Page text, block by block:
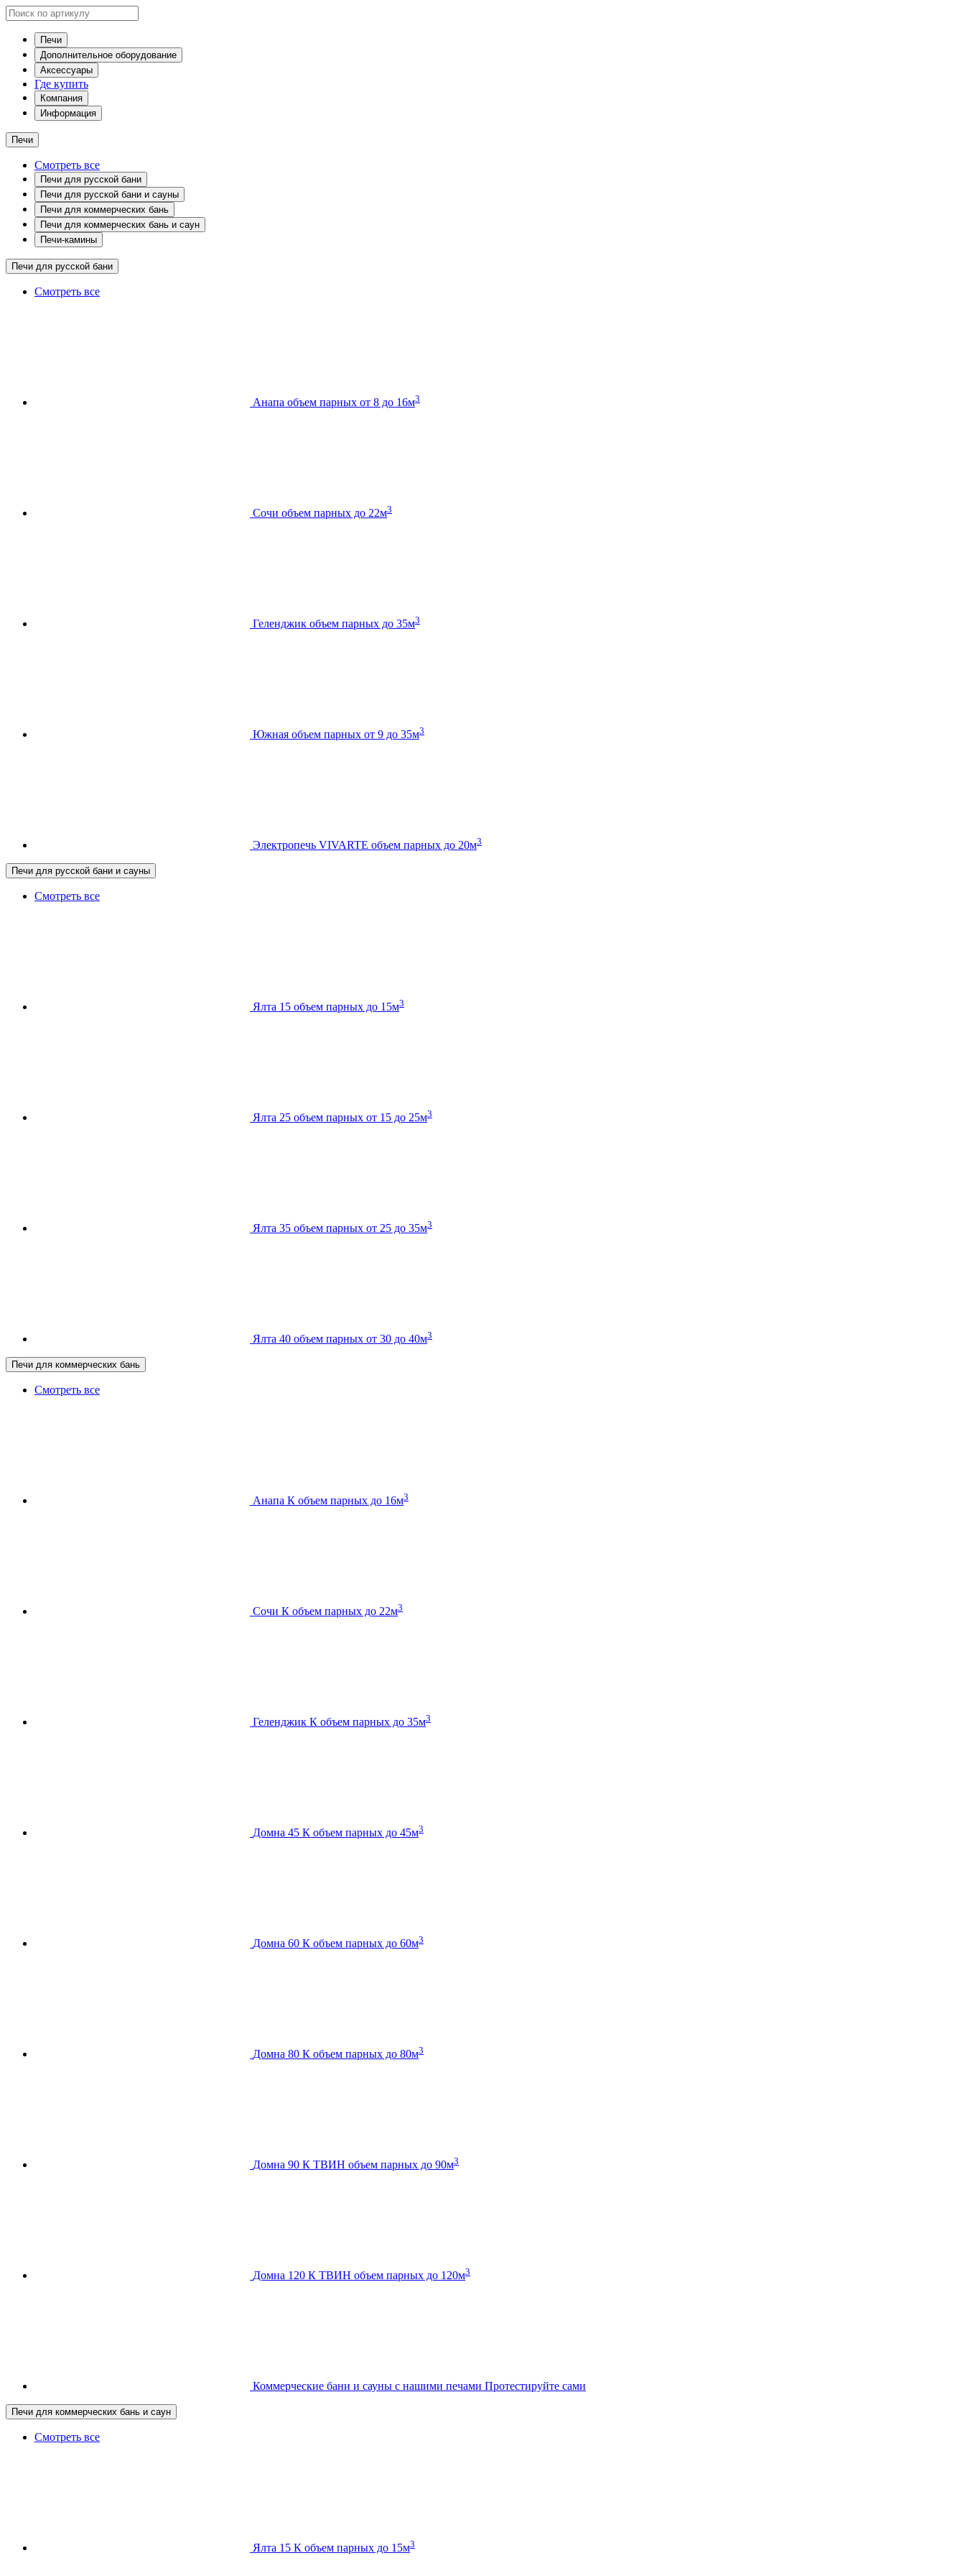
Печи
Дополнительное оборудование
Аксессуары
Где купить
Компания
Информация
Печи
Смотреть все
Печи для русской бани
Печи для русской бани и сауны
Печи для коммерческих бань
Печи для коммерческих бань и саун
Печи-камины
Печи для русской бани
Смотреть все
Анапа объем парных от 8 до 16м3
Сочи объем парных до 22м3
Геленджик объем парных до 35м3
Южная объем парных от 9 до 35м3
Электропечь VIVARTE объем парных до 20м3
Печи для русской бани и сауны
Смотреть все
Ялта 15 объем парных до 15м3
Ялта 25 объем парных от 15 до 25м3
Ялта 35 объем парных от 25 до 35м3
Ялта 40 объем парных от 30 до 40м3
Печи для коммерческих бань
Смотреть все
Анапа К объем парных до 16м3
Сочи К объем парных до 22м3
Геленджик К объем парных до 35м3
Домна 45 К объем парных до 45м3
Домна 60 К объем парных до 60м3
Домна 80 К объем парных до 80м3
Домна 90 К ТВИН объем парных до 90м3
Домна 120 К ТВИН объем парных до 120м3
Коммерческие бани и сауны с нашими печами Протестируйте сами
Печи для коммерческих бань и саун
Смотреть все
Ялта 15 К объем парных до 15м3